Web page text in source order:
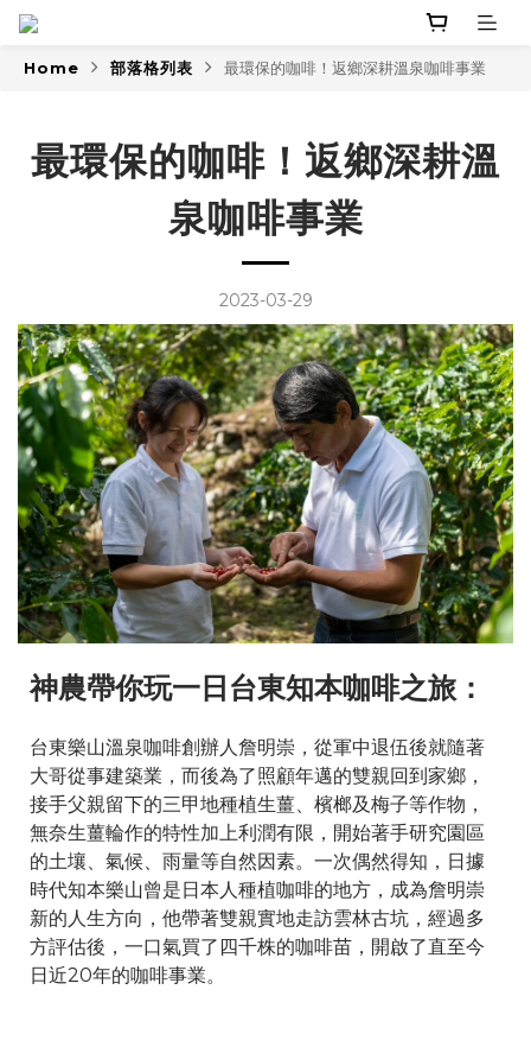
Home 部落格列表 最環保的咖啡！返鄉深耕溫泉咖啡事業
最環保的咖啡！返鄉深耕溫
泉咖啡事業
2023-03-29
神農帶你玩一日台東知本咖啡之旅：
台東樂山溫泉咖啡創辦人詹明崇，從軍中退伍後就隨著
大哥從事建築業，而後為了照顧年邁的雙親回到家鄉，
接手父親留下的三甲地種植生薑、檳榔及梅子等作物，
無奈生薑輪作的特性加上利潤有限，開始著手研究園區
的土壤、氣候、雨量等自然因素。一次偶然得知，日據
時代知本樂山曾是日本人種植咖啡的地方，成為詹明崇
新的人生方向，他帶著雙親實地走訪雲林古坑，經過多
方評估後，一口氣買了四千株的咖啡苗，開啟了直至今
日近20年的咖啡事業。